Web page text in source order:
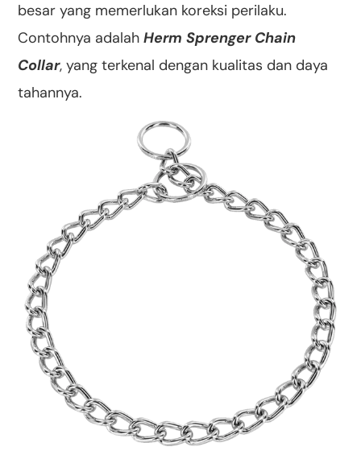
besar yang memerlukan koreksi perilaku.
Contohnya adalahHerm Sprenger Chain
Collar, yang terkenal dengan kualitas dan daya
tahannya.